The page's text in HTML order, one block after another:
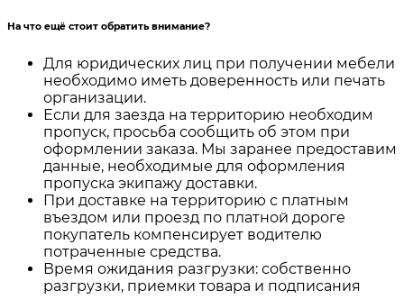
На что ещё стоит обратить внимание?
Для юридических лиц при получении мебели
необходимо иметь доверенность или печать
организации.
Если для заезда на территорию необходим
пропуск, просьба сообщить об этом при
оформлении заказа. Мы заранее предоставим
данные, необходимые для оформления
пропуска экипажу доставки.
При доставке на территорию с платным
въездом или проезд по платной дороге
покупатель компенсирует водителю
потраченные средства.
Время ожидания разгрузки: собственно
разгрузки, приемки товара и подписания